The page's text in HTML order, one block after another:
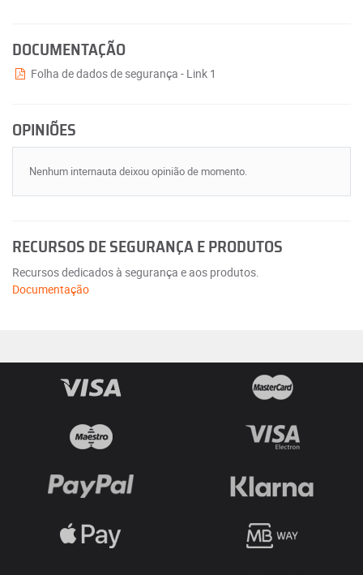
DOCUMENTAÇÃO
Folha de dados de segurança - Link 1
OPINIÕES
Nenhum internauta deixou opinião de momento.
RECURSOS DE SEGURANÇA E PRODUTOS
Recursos dedicados à segurança e aos produtos.
Documentação